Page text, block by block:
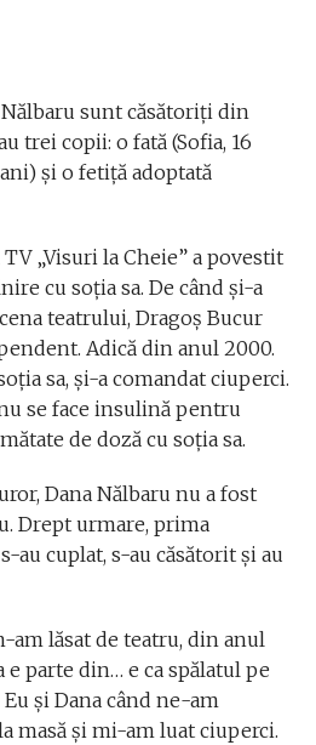
sunt căsătoriți din
trei copii: o fată (Sofia, 16
și o fetiță adoptată
„Visuri la Cheie” a povestit
cu soția sa. De când și-a
teatrului, Dragoș Bucur
Adică din anul 2000.
sa, și-a comandat ciuperci.
se face insulină pentru
de doză cu soția sa.
Dana Nălbaru nu a fost
Drept urmare, prima
au cuplat, s-au căsătorit și au
am lăsat de teatru, din anul
e parte din… e ca spălatul pe
și Dana când ne-am
masă și mi-am luat ciuperci.